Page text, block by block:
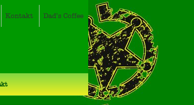
Kontakt Dad’s Coffee